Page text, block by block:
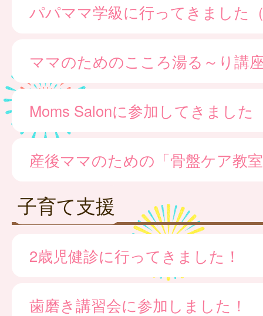
パパママ学級に行ってきました
ママのためのこころ湯る～り講
Moms Salonに参加してきました
産後ママのための「骨盤ケア教
子育て支援
2歳児健診に行ってきました！
歯磨き講習会に参加しました！